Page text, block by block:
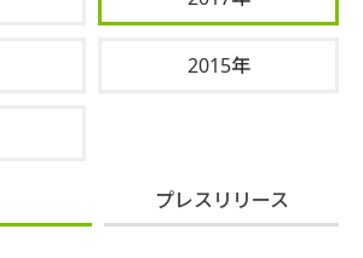
2015年
プレスリリース